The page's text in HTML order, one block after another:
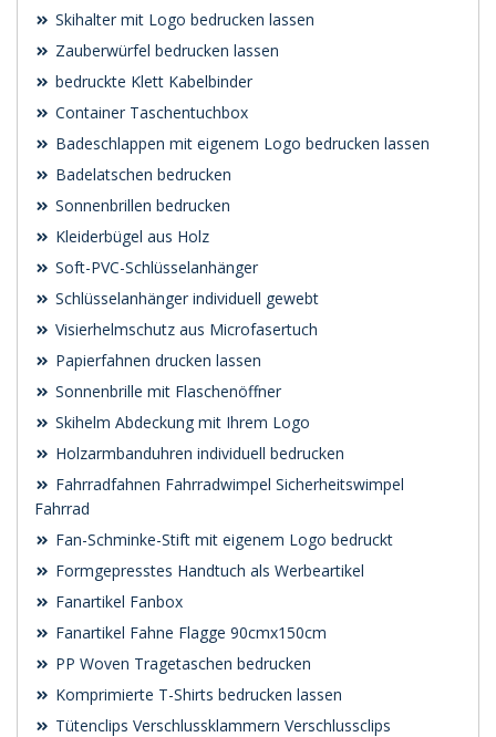
Skihalter mit Logo bedrucken lassen
Zauberwürfel bedrucken lassen
bedruckte Klett Kabelbinder
Container Taschentuchbox
Badeschlappen mit eigenem Logo bedrucken lassen
Badelatschen bedrucken
Sonnenbrillen bedrucken
Kleiderbügel aus Holz
Soft-PVC-Schlüsselanhänger
Schlüsselanhänger individuell gewebt
Visierhelmschutz aus Microfasertuch
Papierfahnen drucken lassen
Sonnenbrille mit Flaschenöffner
Skihelm Abdeckung mit Ihrem Logo
Holzarmbanduhren individuell bedrucken
Fahrradfahnen Fahrradwimpel Sicherheitswimpel
Fahrrad
Fan-Schminke-Stift mit eigenem Logo bedruckt
Formgepresstes Handtuch als Werbeartikel
Fanartikel Fanbox
Fanartikel Fahne Flagge 90cmx150cm
PP Woven Tragetaschen bedrucken
Komprimierte T-Shirts bedrucken lassen
Tütenclips Verschlussklammern Verschlussclips